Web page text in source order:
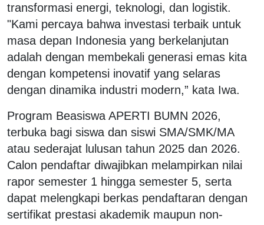
transformasi energi, teknologi, dan logistik.
"Kami percaya bahwa investasi terbaik untuk
masa depan Indonesia yang berkelanjutan
adalah dengan membekali generasi emas kita
dengan kompetensi inovatif yang selaras
dengan dinamika industri modern,” kata Iwa.
Program Beasiswa APERTI BUMN 2026,
terbuka bagi siswa dan siswi SMA/SMK/MA
atau sederajat lulusan tahun 2025 dan 2026.
Calon pendaftar diwajibkan melampirkan nilai
rapor semester 1 hingga semester 5, serta
dapat melengkapi berkas pendaftaran dengan
sertifikat prestasi akademik maupun non-